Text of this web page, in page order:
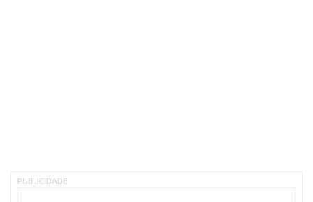
PUBLICIDADE